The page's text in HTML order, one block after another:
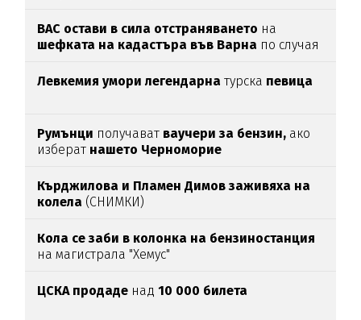
ВАС остави в сила отстраняването на
шефката на кадастъра във Варна по случая
Левкемия умори легендарна турска певица
Румънци получават ваучери за бензин, ако
изберат нашето Черноморие
Кърджилова и Пламен Димов заживяха на
колела (СНИМКИ)
Кола се заби в колонка на бензиностанция
на магистрала "Хемус"
ЦСКА продаде над10 000 билета